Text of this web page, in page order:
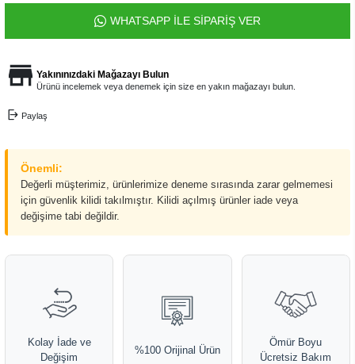
WHATSAPP İLE SİPARİŞ VER
Yakınınızdaki Mağazayı Bulun
Ürünü incelemek veya denemek için size en yakın mağazayı bulun.
Paylaş
Önemli:
Değerli müşterimiz, ürünlerimize deneme sırasında zarar gelmemesi
için güvenlik kilidi takılmıştır. Kilidi açılmış ürünler iade veya
değişime tabi değildir.
Kolay İade ve
Değişim
%100 Orijinal Ürün
Ömür Boyu
Ücretsiz Bakım